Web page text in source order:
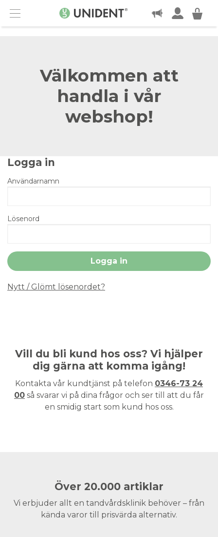
Menu
KONTAKT
Välkommen att
handla i vår
webshop!
Logga in
Användarnamn
Lösenord
Nytt / Glömt lösenordet?
Vill du bli kund hos oss? Vi hjälper
dig gärna att komma igång!
Kontakta vår kundtjänst på telefon 0346-73 24
00 så svarar vi på dina frågor och ser till att du får
en smidig start som kund hos oss.
Över 20.000 artiklar
Vi erbjuder allt en tandvårdsklinik behöver – från
kända varor till prisvärda alternativ.